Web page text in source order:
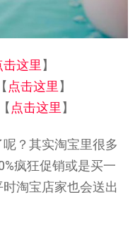
击这里】
点击这里】
点击这里】
？其实淘宝里很多
疯狂促销或是买一
淘宝店家也会送出